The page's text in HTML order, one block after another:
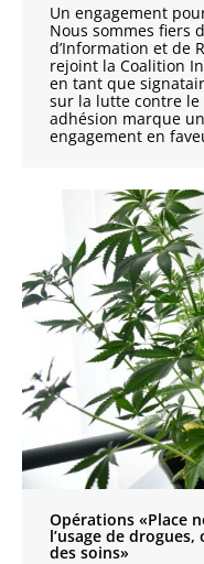
Un engagement
Nous sommes fiers
d’Information et de
rejoint la Coalition
en tant que
sur la lutte contre le
adhésion marque
engagement en
Opérations «Place
l’usage de
des soins»